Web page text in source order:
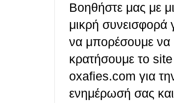
Βοηθήστε μας με
μικρή συνεισφορά
να μπορέσουμε να
κρατήσουμε το site
oxafies.com για
ενημέρωσή σας